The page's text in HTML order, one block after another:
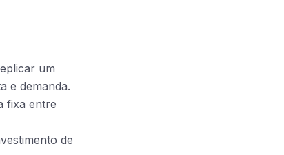
um
e demanda.
fixa entre
de